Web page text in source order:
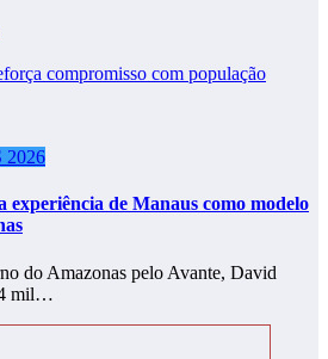
2026
experiência de Manaus como modelo
do Amazonas pelo Avante, David
4 mil…